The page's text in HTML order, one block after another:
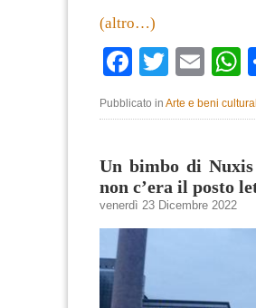
(altro…)
Facebook
Twitter
Pubblicato in Arte e beni
Un bimbo di Nuxis
non c’era il posto
venerdì 23 Dicembre 2022